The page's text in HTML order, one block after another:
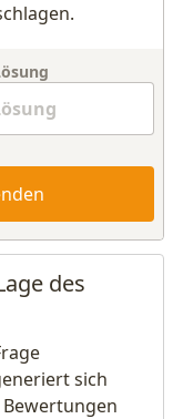
des
sich